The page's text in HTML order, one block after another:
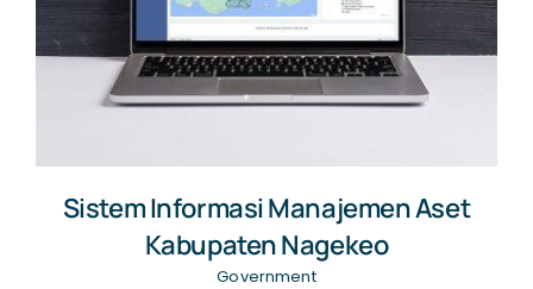
Sistem Informasi Manajemen Aset
Kabupaten Nagekeo
Government